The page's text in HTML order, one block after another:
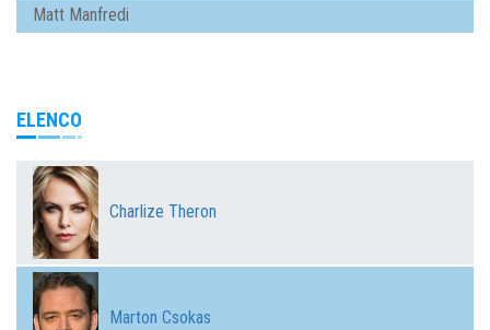
Matt Manfredi
ELENCO
Charlize Theron
Marton Csokas